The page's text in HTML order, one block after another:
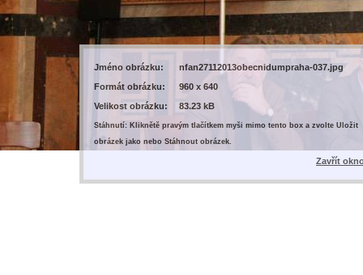
Jméno obrázku:
nfan27112013obecnidumpraha-037.jpg
Formát obrázku:
960 x 640
Velikost obrázku:
83.23 kB
Stáhnutí: Kliknětě pravým tlačítkem myši mimo tento box a zvolte Uložit
obrázek jako nebo Stáhnout obrázek.
Zavřít